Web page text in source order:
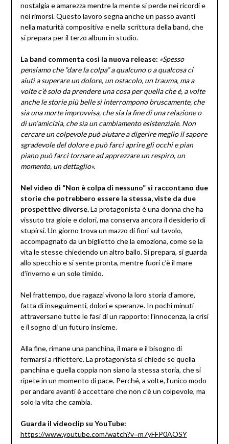
nostalgia e amarezza mentre la mente si perde nei ricordi e
nei rimorsi. Questo lavoro segna anche un passo avanti
nella maturità compositiva e nella scrittura della band, che
si prepara per il terzo album in studio.
La band commenta così la nuova release: «Spesso
pensiamo che “dare la colpa” a qualcuno o a qualcosa ci
aiuti a superare un dolore, un ostacolo, un trauma, ma a
volte c’è solo da prendere una cosa per quella che è, a volte
anche le storie più belle si interrompono bruscamente, che
sia una morte improvvisa, che sia la fine di una relazione o
di un’amicizia, che sia un cambiamento esistenziale. Non
cercare un colpevole può aiutare a digerire meglio il sapore
sgradevole del dolore e può farci aprire gli occhi e pian
piano può farci tornare ad apprezzare un respiro, un
momento, un dettaglio».
Nel video di “Non è colpa di nessuno” si raccontano due
storie che potrebbero essere la stessa, viste da due
prospettive diverse.La protagonista è una donna che ha
vissuto tra gioie e dolori, ma conserva ancora il desiderio di
stupirsi. Un giorno trova un mazzo di fiori sul tavolo,
accompagnato da un biglietto che la emoziona, come se la
vita le stesse chiedendo un altro ballo. Si prepara, si guarda
allo specchio e si sente pronta, mentre fuori c’è il mare
d’inverno e un sole timido.
Nel frattempo, due ragazzi vivono la loro storia d’amore,
fatta di inseguimenti, dolori e speranze. In pochi minuti
attraversano tutte le fasi di un rapporto: l’innocenza, la crisi
e il sogno di un futuro insieme.
Alla fine, rimane una panchina, il mare e il bisogno di
fermarsi a riflettere. La protagonista si chiede se quella
panchina e quella coppia non siano la stessa storia, che si
ripete in un momento di pace. Perché, a volte, l’unico modo
per andare avanti è accettare che non c’è un colpevole, ma
solo la vita che cambia.
Guarda il videoclip su YouTube:
https://www.youtube.com/watch?v=m7yFFP0AOSY